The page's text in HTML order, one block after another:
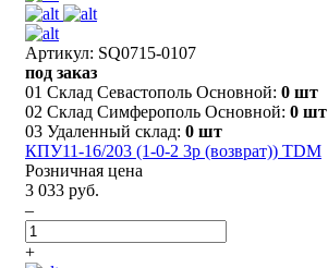
Артикул: SQ0715-0107
под заказ
01 Склад Севастополь Основной: 0 шт
02 Склад Симферополь Основной: 0 шт
03 Удаленный склад: 0 шт
КПУ11-16/203 (1-0-2 3р (возврат)) TDM
Розничная цена
3 033 руб.
–
+